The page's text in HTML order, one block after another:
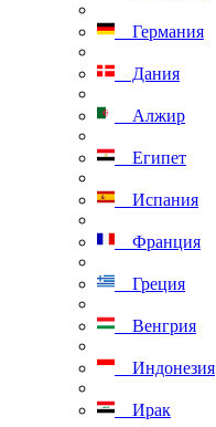
Германия
Дания
Алжир
Египет
Испания
Франция
Греция
Венгрия
Индонезия
Ирак